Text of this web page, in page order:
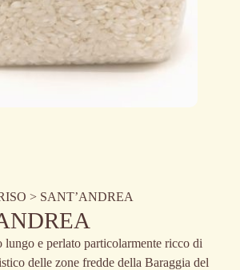
> SANT’ANDREA
lungo e perlato particolarmente ricco di
delle zone fredde della Baraggia del